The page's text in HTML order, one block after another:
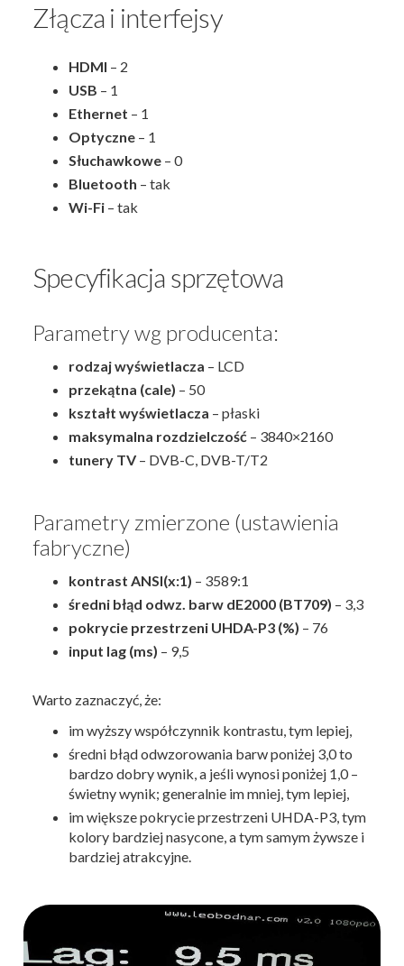
Złącza i interfejsy
HDMI – 2
USB – 1
Ethernet – 1
Optyczne – 1
Słuchawkowe – 0
Bluetooth – tak
Wi-Fi – tak
Specyfikacja sprzętowa
Parametry wg producenta:
rodzaj wyświetlacza – LCD
przekątna (cale) – 50
kształt wyświetlacza – płaski
maksymalna rozdzielczość – 3840×2160
tunery TV – DVB-C, DVB-T/T2
Parametry zmierzone (ustawienia
fabryczne)
kontrast ANSI(x:1) – 3589:1
średni błąd odwz. barw dE2000 (BT709) – 3,3
pokrycie przestrzeni UHDA-P3 (%) – 76
input lag (ms) – 9,5
Warto zaznaczyć, że:
im wyższy współczynnik kontrastu, tym lepiej,
średni błąd odwzorowania barw poniżej 3,0 to
bardzo dobry wynik, a jeśli wynosi poniżej 1,0 –
świetny wynik; generalnie im mniej, tym lepiej,
im większe pokrycie przestrzeni UHDA-P3, tym
kolory bardziej nasycone, a tym samym żywsze i
bardziej atrakcyjne.